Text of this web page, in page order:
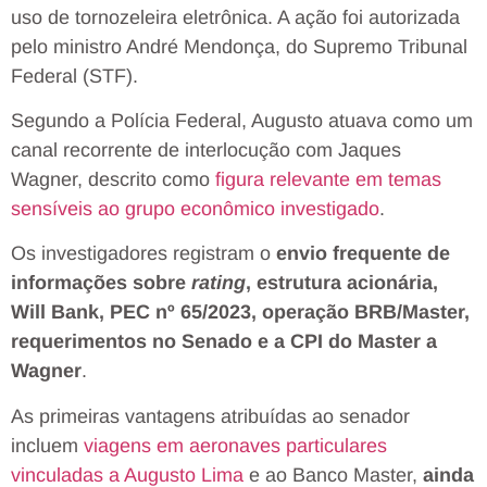
uso de tornozeleira eletrônica. A ação foi autorizada
pelo ministro André Mendonça, do Supremo Tribunal
Federal (STF).
Segundo a Polícia Federal, Augusto atuava como um
canal recorrente de interlocução com Jaques
Wagner, descrito como figura relevante em temas
sensíveis ao grupo econômico investigado.
Os investigadores registram o envio frequente de
informações sobre rating, estrutura acionária,
Will Bank, PEC nº 65/2023, operação BRB/Master,
requerimentos no Senado e a CPI do Master a
Wagner.
As primeiras vantagens atribuídas ao senador
incluem viagens em aeronaves particulares
vinculadas a Augusto Lima e ao Banco Master, ainda